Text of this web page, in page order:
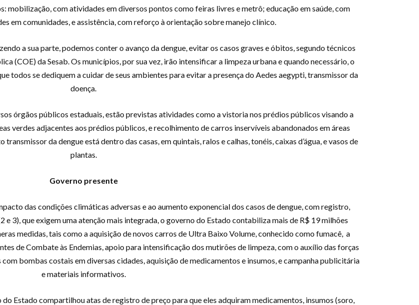
mobilização, com atividades em diversos pontos como feiras livres e metrô; educação em saúde, com
em comunidades, e assistência, com reforço à orientação sobre manejo clínico.
a sua parte, podemos conter o avanço da dengue, evitar os casos graves e óbitos, segundo técnicos
(COE) da Sesab. Os municípios, por sua vez, irão intensificar a limpeza urbana e quando necessário, o
todos se dediquem a cuidar de seus ambientes para evitar a presença do Aedes aegypti, transmissor da
doença.
órgãos públicos estaduais, estão previstas atividades como a vistoria nos prédios públicos visando a
verdes adjacentes aos prédios públicos, e recolhimento de carros inservíveis abandonados em áreas
da dengue está dentro das casas, em quintais, ralos e calhas, tonéis, caixas d’água, e vasos de
plantas.
Governo presente
das condições climáticas adversas e ao aumento exponencial dos casos de dengue, com registro,
3), que exigem uma atenção mais integrada, o governo do Estado contabiliza mais de R$ 19 milhões
medidas, tais como a aquisição de novos carros de Ultra Baixo Volume, conhecido como fumacê, a
de Combate às Endemias, apoio para intensificação dos mutirões de limpeza, com o auxílio das forças
bombas costais em diversas cidades, aquisição de medicamentos e insumos, e campanha publicitária
e materiais informativos.
Estado compartilhou atas de registro de preço para que eles adquiram medicamentos, insumos (soro,